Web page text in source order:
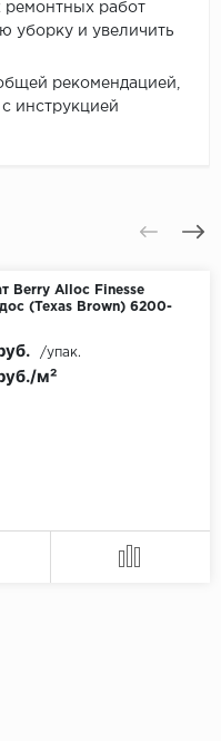
ремонтных работ
уборку и увеличить
рекомендацией,
инструкцией
Berry Alloc Finesse
(Texas Brown) 6200-
м²
/упак.